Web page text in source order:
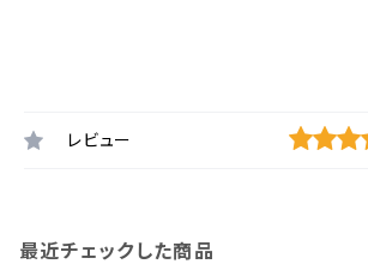
レビュー
最近チェックした商品